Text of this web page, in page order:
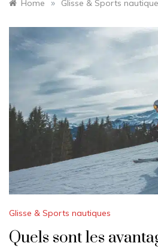
Home » Glisse & Sports
Glisse & Sports nautiques
Quels sont les